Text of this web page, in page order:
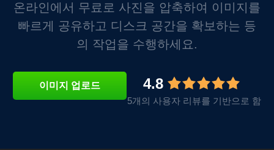
온라인에서 무료로 사진을 압축하여 이미지를
빠르게 공유하고 디스크 공간을 확보하는 등
의 작업을 수행하세요.
이미지 업로드 4.8
5개의 사용자 리뷰를 기반으로 함